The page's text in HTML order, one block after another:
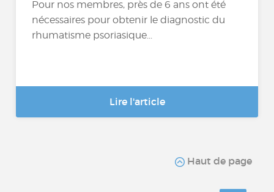
Pour nos membres, près de 6 ans ont été
nécessaires pour obtenir le diagnostic du
rhumatisme psoriasique...
Lire l'article
Haut de page